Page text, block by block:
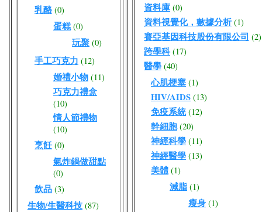
乳酪 (0)
蛋糕 (0)
玩聚 (0)
手工巧克力 (12)
婚禮小物 (11)
巧克力禮盒
(10)
情人節禮物
(10)
烹飪 (0)
氣炸鍋做甜點
(0)
飲品 (3)
生物/生醫科技 (87)
資料庫 (0)
資料視覺化，數據分析 (1)
賽亞基因科技股份有限公司 (2)
跨學科 (17)
醫學 (40)
心肌梗塞 (1)
HIV/AIDS (13)
免疫系統 (12)
幹細胞 (20)
神經科學 (11)
神經醫學 (13)
美體 (1)
減脂 (1)
瘦身 (1)